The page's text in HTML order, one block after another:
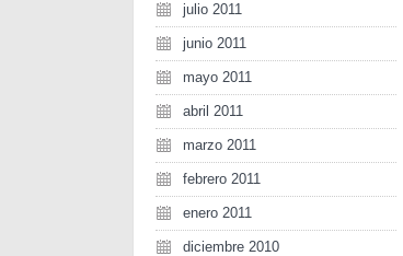
julio 2011
junio 2011
mayo 2011
abril 2011
marzo 2011
febrero 2011
enero 2011
diciembre 2010